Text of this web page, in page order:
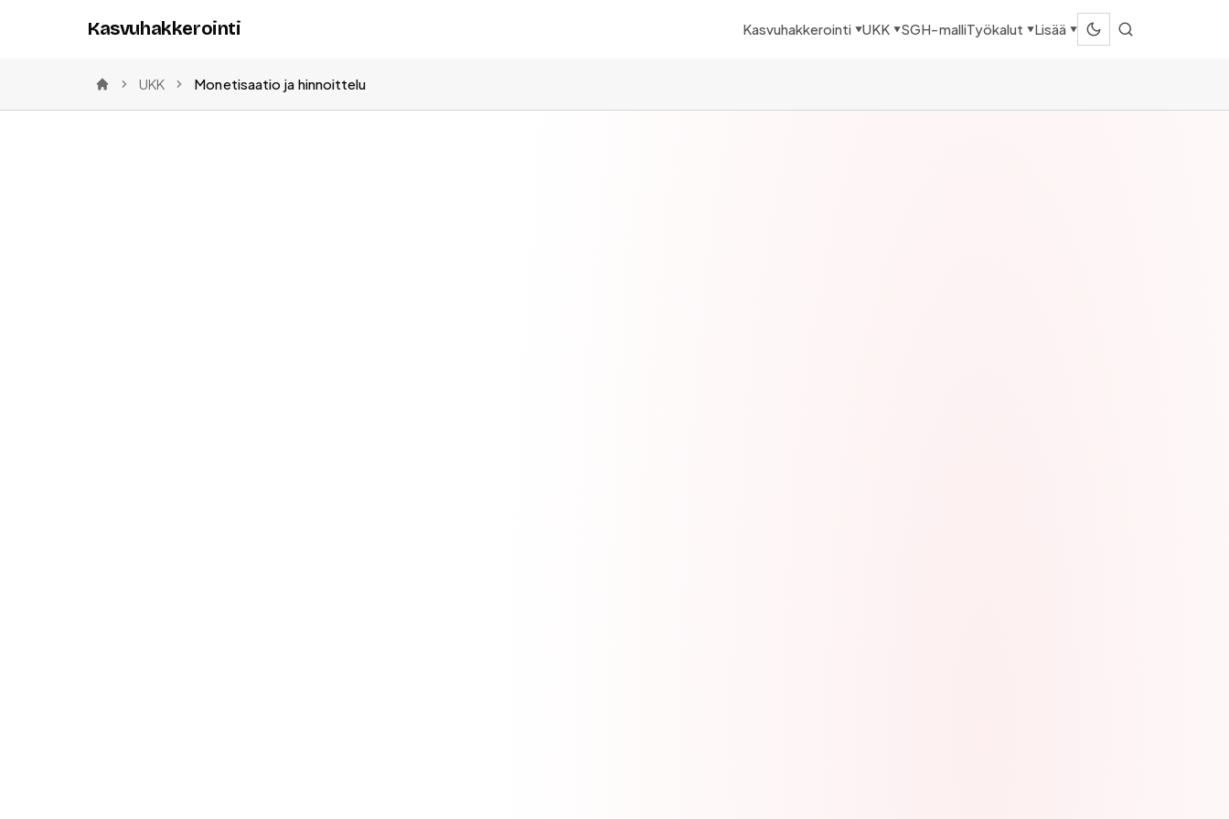
Kasvuhakkerointi Kasvuhakkerointi ▼UKK ▼SGH-malliTyökalut ▼Lisää ▼
Etusivu
UKK Monetisaatio ja hinnoittelu